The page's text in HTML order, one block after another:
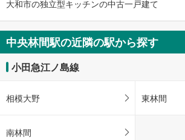
大和市の独立型キッチンの中古一戸建て
中央林間駅の近隣の駅から探す
小田急江ノ島線
相模大野 東林間
南林間